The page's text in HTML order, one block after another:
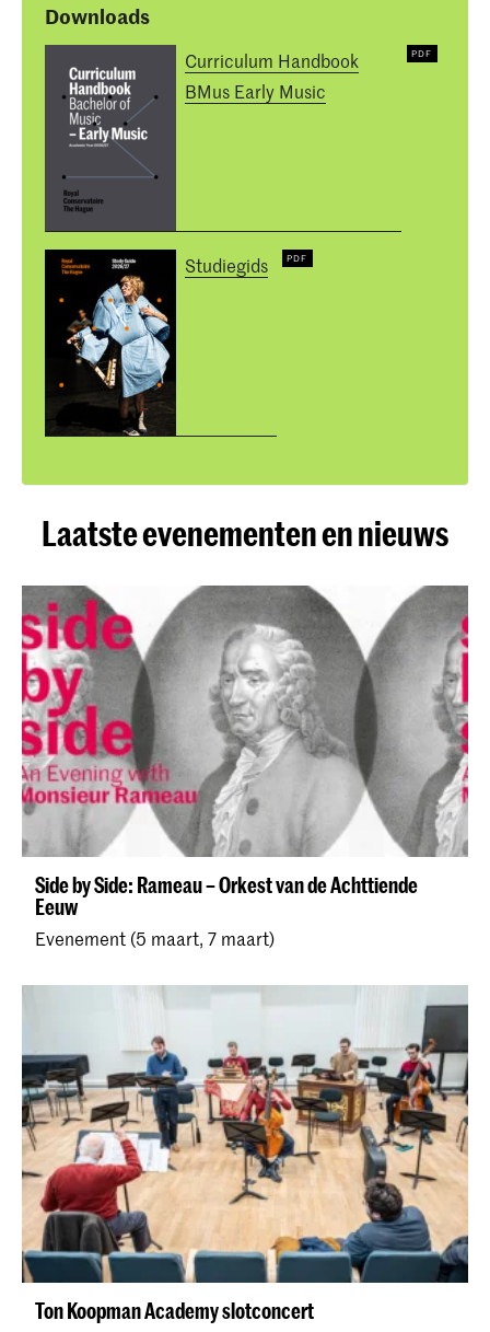
Downloads
Curriculum Handbook
BMus Early Music
Studiegids
Laatste evenementen en nieuws
Side by Side: Rameau – Orkest van de Achttiende
Eeuw
Evenement (5 maart, 7 maart)
Ton Koopman Academy slotconcert